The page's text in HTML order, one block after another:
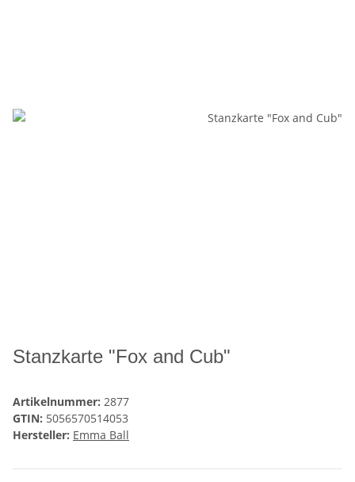
Stanzkarte "Fox and Cub"
Artikelnummer: 2877
GTIN: 5056570514053
Hersteller: Emma Ball